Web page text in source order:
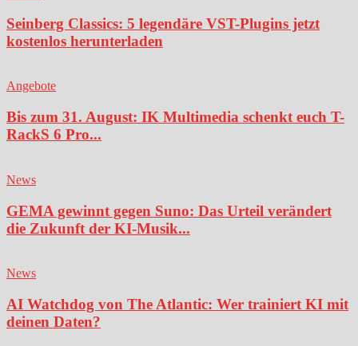
Seinberg Classics: 5 legendäre VST-Plugins jetzt
kostenlos herunterladen
Angebote
Bis zum 31. August: IK Multimedia schenkt euch T-
RackS 6 Pro...
News
GEMA gewinnt gegen Suno: Das Urteil verändert
die Zukunft der KI-Musik...
News
AI Watchdog von The Atlantic: Wer trainiert KI mit
deinen Daten?